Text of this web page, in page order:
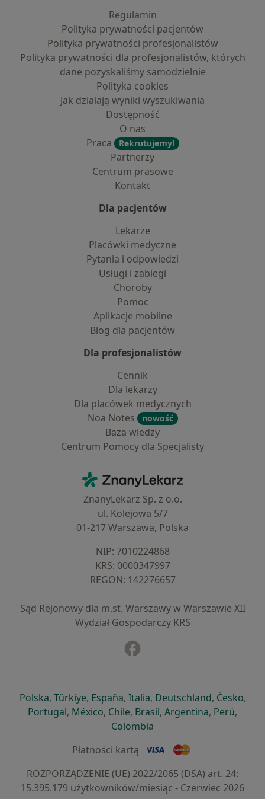
Regulamin
Polityka prywatności pacjentów
Polityka prywatności profesjonalistów
Polityka prywatności dla profesjonalistów, których
dane pozyskaliśmy samodzielnie
Polityka cookies
Jak działają wyniki wyszukiwania
Dostępność
O nas
Praca
Rekrutujemy!
Partnerzy
Centrum prasowe
Kontakt
Dla pacjentów
Lekarze
Placówki medyczne
Pytania i odpowiedzi
Usługi i zabiegi
Choroby
Pomoc
Aplikacje mobilne
Blog dla pacjentów
Dla profesjonalistów
Cennik
Dla lekarzy
Dla placówek medycznych
Noa Notes
nowość
Baza wiedzy
Centrum Pomocy dla Specjalisty
ZnanyLekarz - Strona główna
ZnanyLekarz Sp. z o.o.
ul. Kolejowa 5/7
01-217 Warszawa, Polska
NIP: ⁠7010224868
KRS: ⁠0000347997
REGON: ⁠142276657
Sąd Rejonowy dla m.st. Warszawy w Warszawie XII
Wydział Gospodarczy KRS
Polskaotwiera się w nowej karcie
, Türkiyeotwiera się w nowej karcie
, Españaotwiera się w nowej karcie
, Italiaotwiera się w nowej
, Deutschlandotwiera się
, Česko,
Portugalotwiera się w nowej karcie
, Méxicootwiera się w nowej karcie
, Chileotwiera się w nowej karcie
, Brasilotwiera się w nowej
, Argentinaotwiera się
, Perú,
Colombia
Płatności kartą
ROZPORZĄDZENIE (UE) 2022/2065 (DSA) art. 24:
15.395.179 użytkowników/miesiąc - Czerwiec 2026